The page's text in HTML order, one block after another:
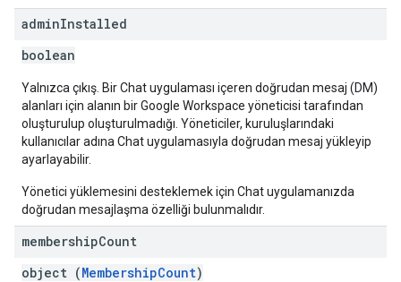
adminInstalled
boolean
Yalnızca çıkış. Bir Chat uygulaması içeren doğrudan mesaj (DM)
alanları için alanın bir Google Workspace yöneticisi tarafından
oluşturulup oluşturulmadığı. Yöneticiler, kuruluşlarındaki
kullanıcılar adına Chat uygulamasıyla doğrudan mesaj yükleyip
ayarlayabilir.
Yönetici yüklemesini desteklemek için Chat uygulamanızda
doğrudan mesajlaşma özelliği bulunmalıdır.
membershipCount
object (MembershipCount)